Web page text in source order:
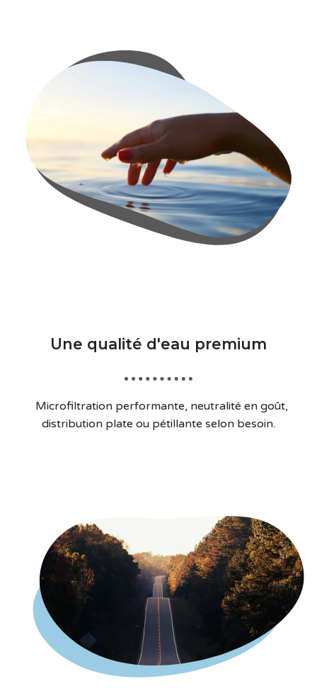
Une qualité d'eau premium
Microfiltration performante, neutralité en goût,
distribution plate ou pétillante selon besoin.